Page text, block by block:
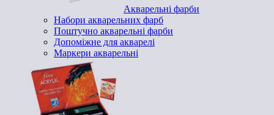
Акварельні фарби
Набори акварельних фарб
Поштучно акварельні фарби
Допоміжне для акварелі
Маркери акварельні